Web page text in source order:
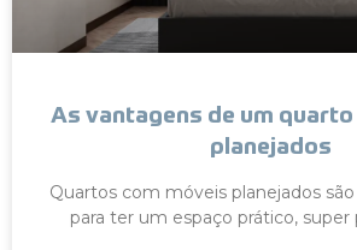
As vantagens de um
planejados
Quartos com móveis planejados
para ter um espaço prático, super